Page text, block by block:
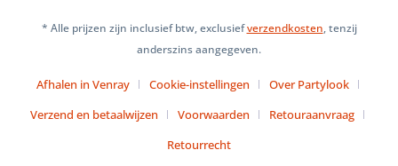
* Alle prijzen zijn inclusief btw, exclusiefverzendkosten, tenzij
anderszins aangegeven.
Afhalen in Venray Cookie-instellingen
Over Partylook
Verzend en betaalwijzen
Voorwaarden
Retouraanvraag
Retourrecht